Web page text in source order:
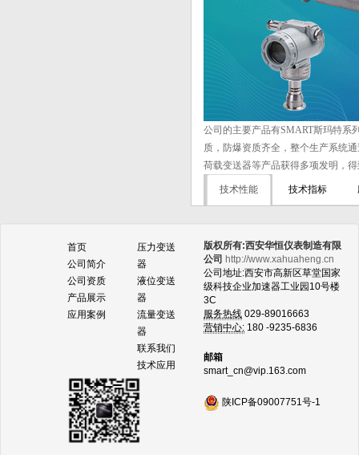
公司的主要产品有SMART斯玛特系
质，防爆资质齐全，整个生产系统
荷载变送器等产品获得多项发明，
技术性能 技术指标
首页
公司简介
公司资质
产品展示
应用案例
压力变送
器
液位变送
器
流量变送
器
联系我们
技术应用
版权所有:西安华恒仪表制造有限
公司 http://www.xahuaheng.cn
公司地址:西安市高新区草堂国家
级科技企业加速器工业园10号楼
3C
服务热线 029-89016663
营销中心: 180 -9235-6836
邮箱
smart_cn@vip.163.com
陕ICP备09007751号-1